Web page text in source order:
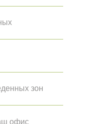
зон
офис